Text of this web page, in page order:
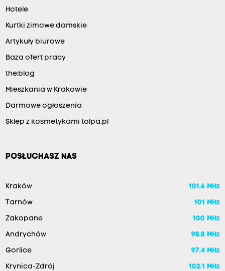
Hotele
Kurtki zimowe damskie
Artykuły biurowe
Baza ofert pracy
the:blog
Mieszkania w Krakowie
Darmowe ogłoszenia
Sklep z kosmetykami tolpa.pl
POSŁUCHASZ NAS
Kraków 101.6 MHz
Tarnów 101 MHz
Zakopane 100 MHz
Andrychów 98.8 MHz
Gorlice 97.4 MHz
Krynica-Zdrój 102.1 MHz